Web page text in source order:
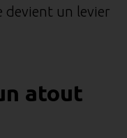
devient un levier
atout